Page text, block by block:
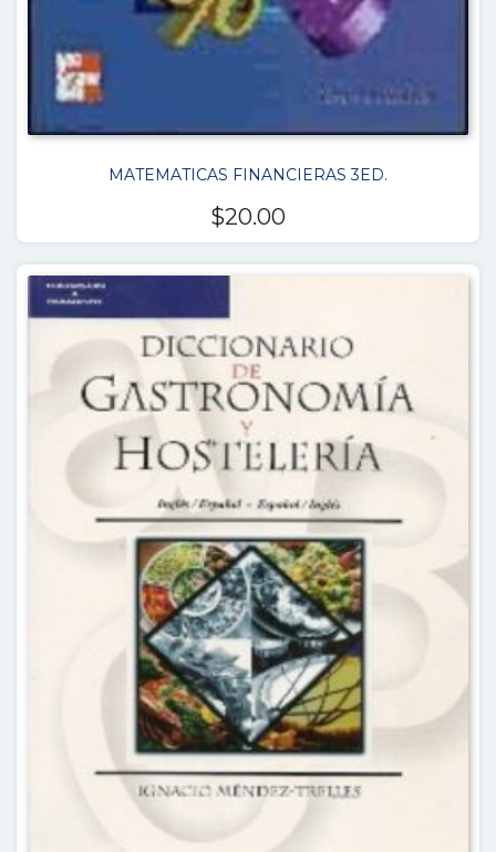
MATEMATICAS FINANCIERAS 3ED.
$20.00